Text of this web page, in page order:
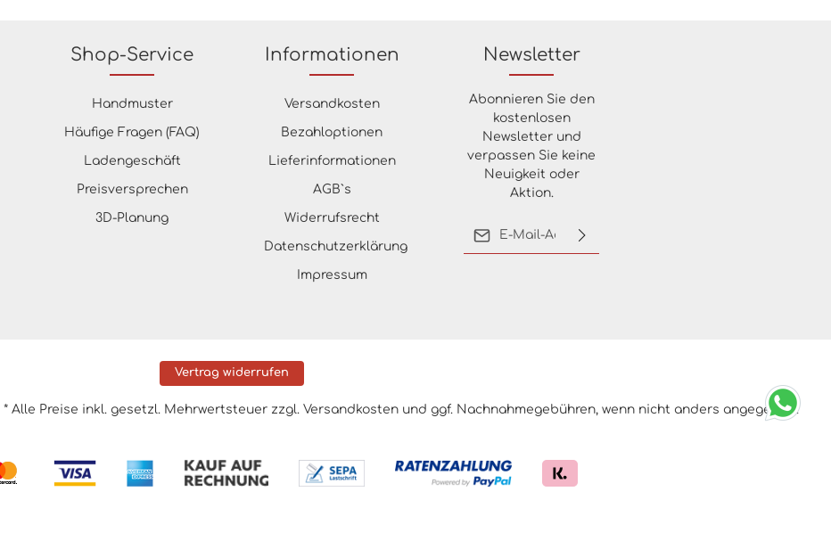
Newsletter
Abonnieren Sie den
kostenlosen
Newsletter und
verpassen Sie keine
Neuigkeit oder
Aktion.
Shop-Service
Handmuster
Häufige Fragen (FAQ)
Ladengeschäft
Preisversprechen
3D-Planung
Informationen
Versandkosten
Bezahloptionen
Lieferinformationen
AGB`s
Widerrufsrecht
Datenschutzerklärung
Impressum
Vertrag widerrufen
* Alle Preise inkl. gesetzl. Mehrwertsteuer zzgl. Versandkosten und ggf. Nachnahmegebühren, wenn nicht anders angegeben.